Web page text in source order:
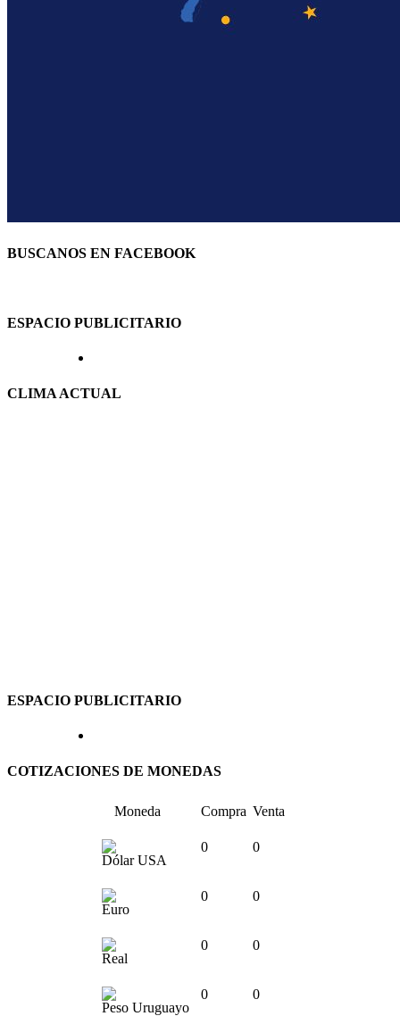
BUSCANOS EN FACEBOOK
ESPACIO PUBLICITARIO
CLIMA ACTUAL
ESPACIO PUBLICITARIO
COTIZACIONES DE MONEDAS
Moneda Compra Venta
Dólar USA
0 0
Euro
0 0
Real
0 0
Peso Uruguayo
0 0